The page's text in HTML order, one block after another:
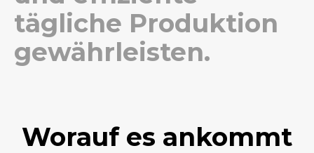
tägliche Produktion
gewährleisten.
Worauf es ankommt